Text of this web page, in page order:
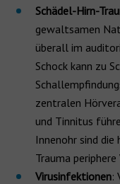
Schädel-Hirn-
gewaltsamen
überall im
Schock kann zu
zentralen
und Tinnitus
Innenohr sind
Trauma
Virusinfektionen: